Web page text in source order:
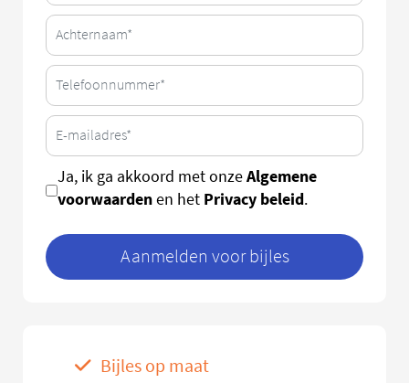
Ja, ik ga akkoord met onzeAlgemene
voorwaardenen het Privacy beleid.
Aanmelden voor bijles
Bijles op maat